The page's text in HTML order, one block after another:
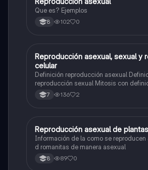
Que es? Ejemplos
8 102 0
Biologia
Reproducción asexual, sexual y
celular
Definición reproducción asexual Definición
reproducción sexual Mitosis con definición
con definición Cuadro con el número de cromosomas
de algunos organismos
7 136 2
Biologia
Reproducción asexual de plantas
Información de la como se
d romanitas de manera asexual
8 89 0